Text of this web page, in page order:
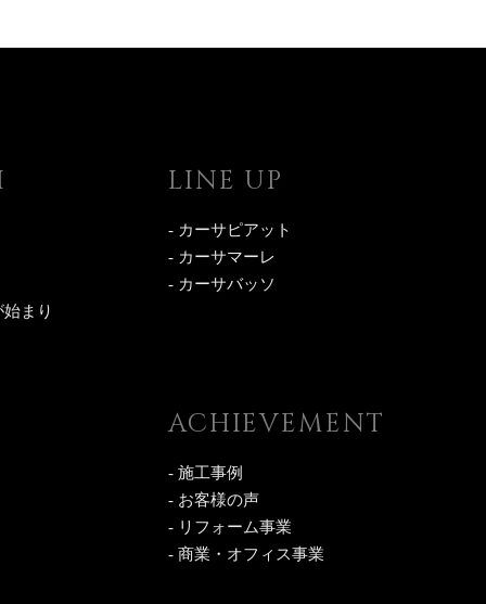
まり
LINE UP
- カーサピアット
- カーサマーレ
- カーサバッソ
ACHIEVEMENT
- 施工事例
- お客様の声
- リフォーム事業
- 商業・オフィス事業